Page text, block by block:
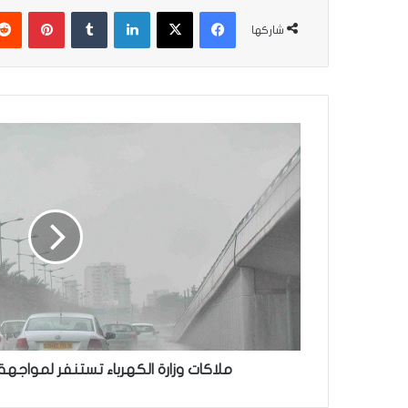
شاركها
فيسبوك
‫X لينكدإن
وزارة
الكهرباء
تستنفر
لمواجهة
ملاكات وزارة الكهرباء تستنفر